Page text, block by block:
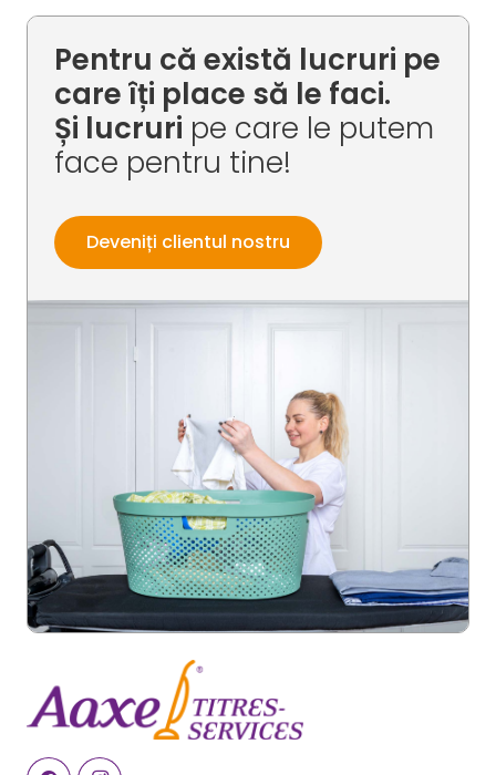
Pentru că există lucruri pe
care îți place să le faci.
Și lucruri pe care le putem
face pentru tine!
Deveniți clientul nostru